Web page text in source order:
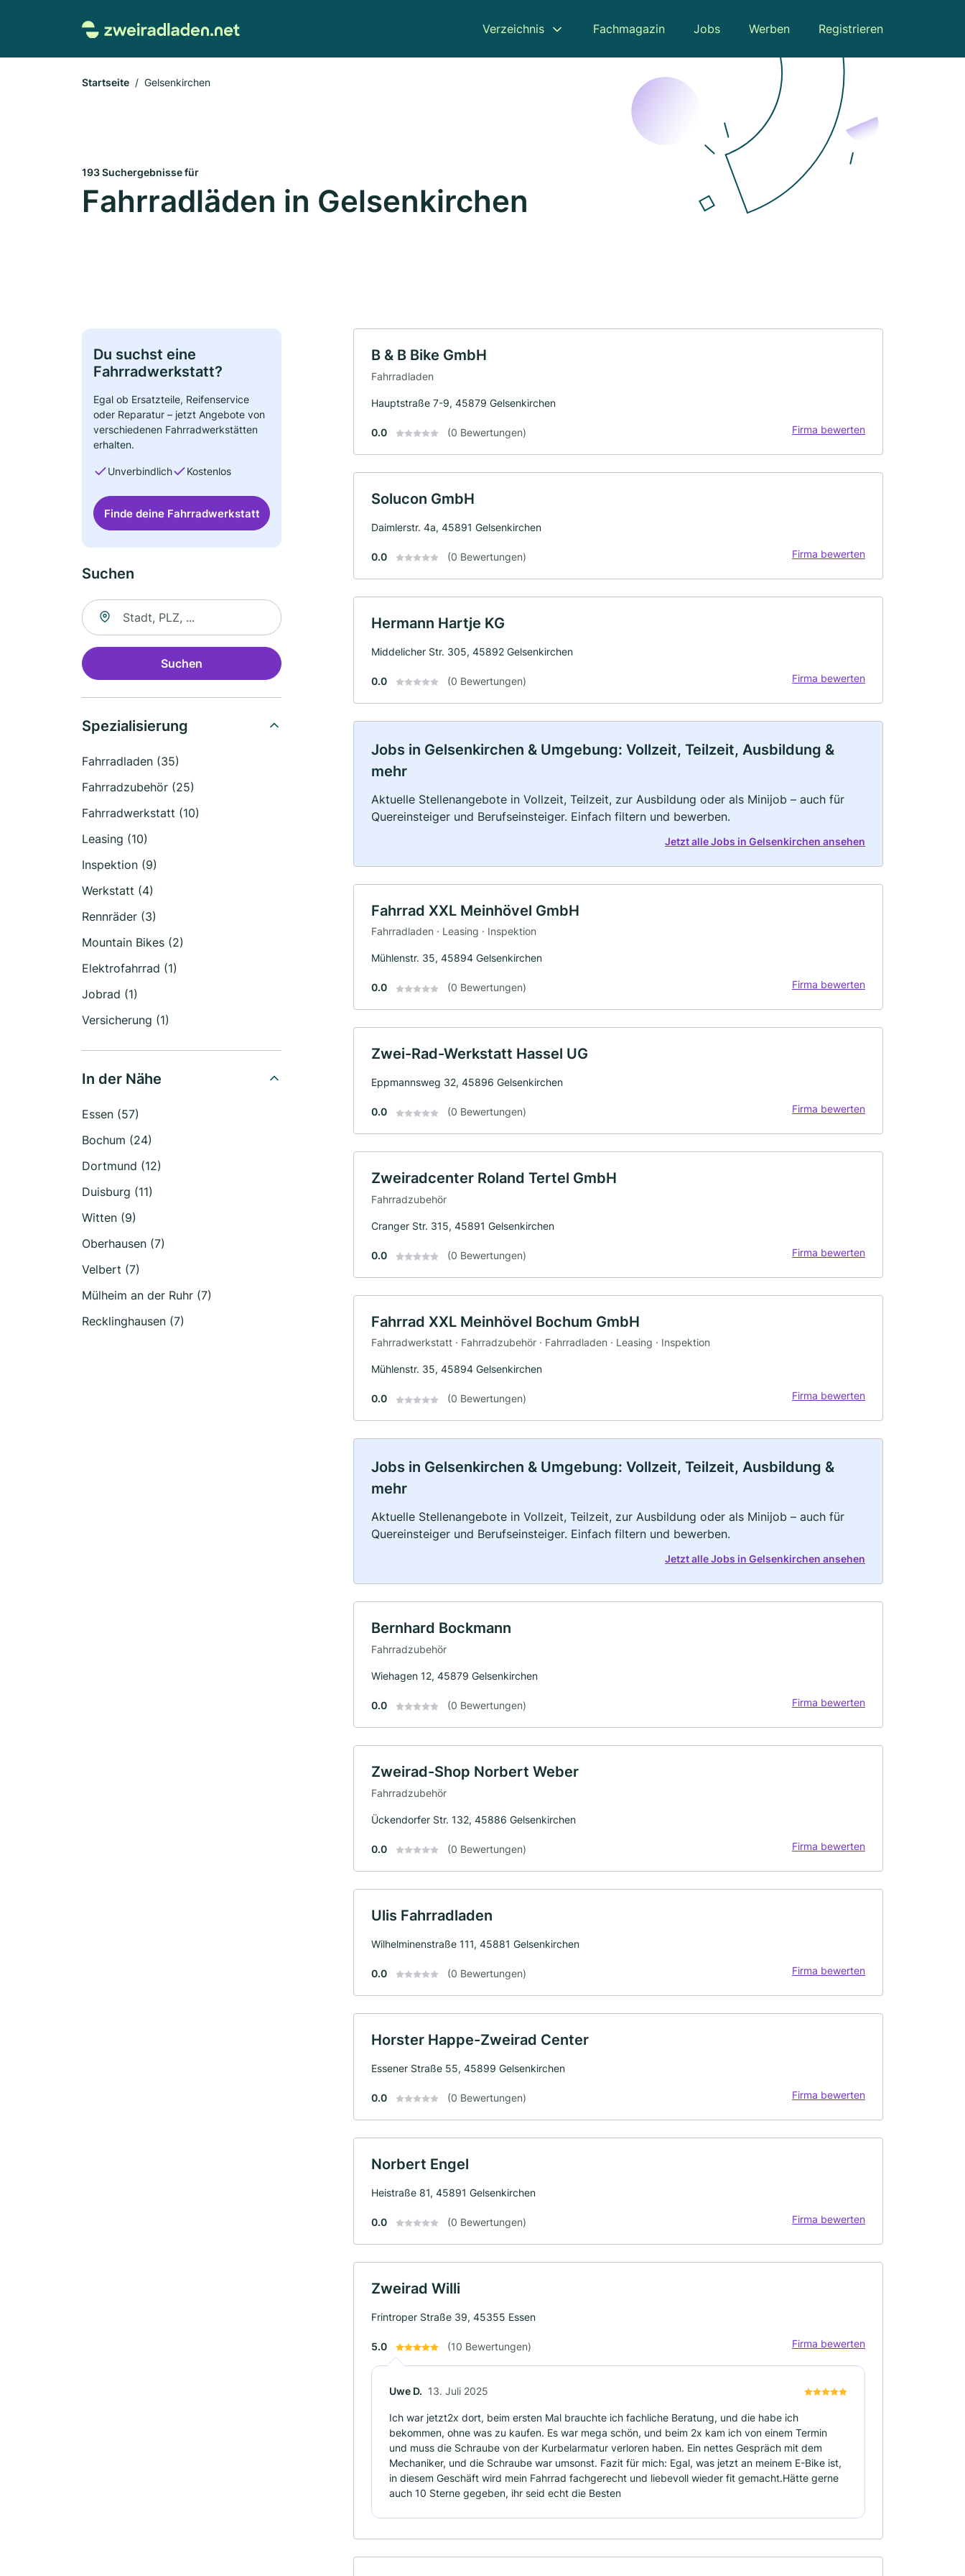
Verzeichnis Fachmagazin Jobs Werben Registrieren
Startseite Gelsenkirchen
193 Suchergebnisse für
Fahrradläden in Gelsenkirchen
Du suchst eine
Fahrradwerkstatt?
Egal ob Ersatzteile, Reifenservice
oder Reparatur – jetzt Angebote von
verschiedenen Fahrradwerkstätten
erhalten.
Unverbindlich Kostenlos
Finde deine Fahrradwerkstatt
Suchen
Suche nach Ort
Suchen
Spezialisierung
Fahrradladen (35)
Fahrradzubehör (25)
Fahrradwerkstatt (10)
Leasing (10)
Inspektion (9)
Werkstatt (4)
Rennräder (3)
Mountain Bikes (2)
Elektrofahrrad (1)
Jobrad (1)
Versicherung (1)
In der Nähe
Essen (57)
Bochum (24)
Dortmund (12)
Duisburg (11)
Witten (9)
Oberhausen (7)
Velbert (7)
Mülheim an der Ruhr (7)
Recklinghausen (7)
B & B Bike GmbH
Fahrradladen
Hauptstraße 7-9, 45879 Gelsenkirchen
0.0 (0 Bewertungen) Firma bewerten
Solucon GmbH
Daimlerstr. 4a, 45891 Gelsenkirchen
0.0 (0 Bewertungen) Firma bewerten
Hermann Hartje KG
Middelicher Str. 305, 45892 Gelsenkirchen
0.0 (0 Bewertungen) Firma bewerten
Jobs in Gelsenkirchen & Umgebung: Vollzeit, Teilzeit, Ausbildung &
mehr
Aktuelle Stellenangebote in Vollzeit, Teilzeit, zur Ausbildung oder als Minijob – auch für
Quereinsteiger und Berufseinsteiger. Einfach filtern und bewerben.
Jetzt alle Jobs in Gelsenkirchen ansehen
Fahrrad XXL Meinhövel GmbH
Fahrradladen · Leasing · Inspektion
Mühlenstr. 35, 45894 Gelsenkirchen
0.0 (0 Bewertungen) Firma bewerten
Zwei-Rad-Werkstatt Hassel UG
Eppmannsweg 32, 45896 Gelsenkirchen
0.0 (0 Bewertungen) Firma bewerten
Zweiradcenter Roland Tertel GmbH
Fahrradzubehör
Cranger Str. 315, 45891 Gelsenkirchen
0.0 (0 Bewertungen) Firma bewerten
Fahrrad XXL Meinhövel Bochum GmbH
Fahrradwerkstatt · Fahrradzubehör · Fahrradladen · Leasing · Inspektion
Mühlenstr. 35, 45894 Gelsenkirchen
0.0 (0 Bewertungen) Firma bewerten
Jobs in Gelsenkirchen & Umgebung: Vollzeit, Teilzeit, Ausbildung &
mehr
Aktuelle Stellenangebote in Vollzeit, Teilzeit, zur Ausbildung oder als Minijob – auch für
Quereinsteiger und Berufseinsteiger. Einfach filtern und bewerben.
Jetzt alle Jobs in Gelsenkirchen ansehen
Bernhard Bockmann
Fahrradzubehör
Wiehagen 12, 45879 Gelsenkirchen
0.0 (0 Bewertungen) Firma bewerten
Zweirad-Shop Norbert Weber
Fahrradzubehör
Ückendorfer Str. 132, 45886 Gelsenkirchen
0.0 (0 Bewertungen) Firma bewerten
Ulis Fahrradladen
Wilhelminenstraße 111, 45881 Gelsenkirchen
0.0 (0 Bewertungen) Firma bewerten
Horster Happe-Zweirad Center
Essener Straße 55, 45899 Gelsenkirchen
0.0 (0 Bewertungen) Firma bewerten
Norbert Engel
Heistraße 81, 45891 Gelsenkirchen
0.0 (0 Bewertungen) Firma bewerten
Zweirad Willi
Frintroper Straße 39, 45355 Essen
5.0 (10 Bewertungen) Firma bewerten
Uwe D. 13. Juli 2025
Ich war jetzt2x dort, beim ersten Mal brauchte ich fachliche Beratung, und die habe ich
bekommen, ohne was zu kaufen. Es war mega schön, und beim 2x kam ich von einem Termin
und muss die Schraube von der Kurbelarmatur verloren haben. Ein nettes Gespräch mit dem
Mechaniker, und die Schraube war umsonst. Fazit für mich: Egal, was jetzt an meinem E-Bike ist,
in diesem Geschäft wird mein Fahrrad fachgerecht und liebevoll wieder fit gemacht.Hätte gerne
auch 10 Sterne gegeben, ihr seid echt die Besten